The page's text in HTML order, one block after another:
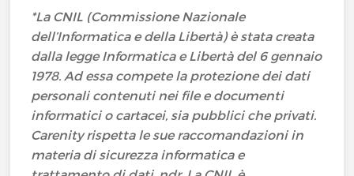
*La CNIL (Commissione Nazionale
dell’Informatica e della Libertà) è stata creata
dalla legge Informatica e Libertà del 6 gennaio
1978. Ad essa compete la protezione dei dati
personali contenuti nei file e documenti
informatici o cartacei, sia pubblici che privati.
Carenity rispetta le sue raccomandazioni in
materia di sicurezza informatica e